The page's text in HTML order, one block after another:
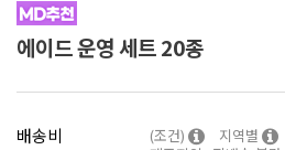
에이드 운영 세트 20종
배송비 (조건)
지역별